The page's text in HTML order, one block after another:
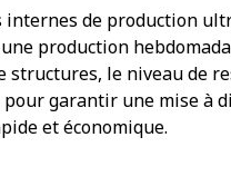
internes de production
production
structures, le niveau de
pour garantir une mise à
et économique.